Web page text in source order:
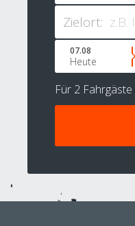
Zielort:
07.08
Heute
Für 2 Fahrgäste